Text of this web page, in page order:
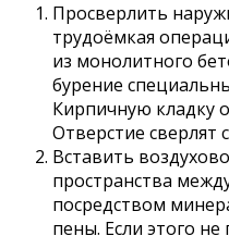
Просверлить
трудоёмкая
из монолитного
бурение
Кирпичную кладку
Отверстие сверлят
Вставить
пространства
посредством
пены. Если этого